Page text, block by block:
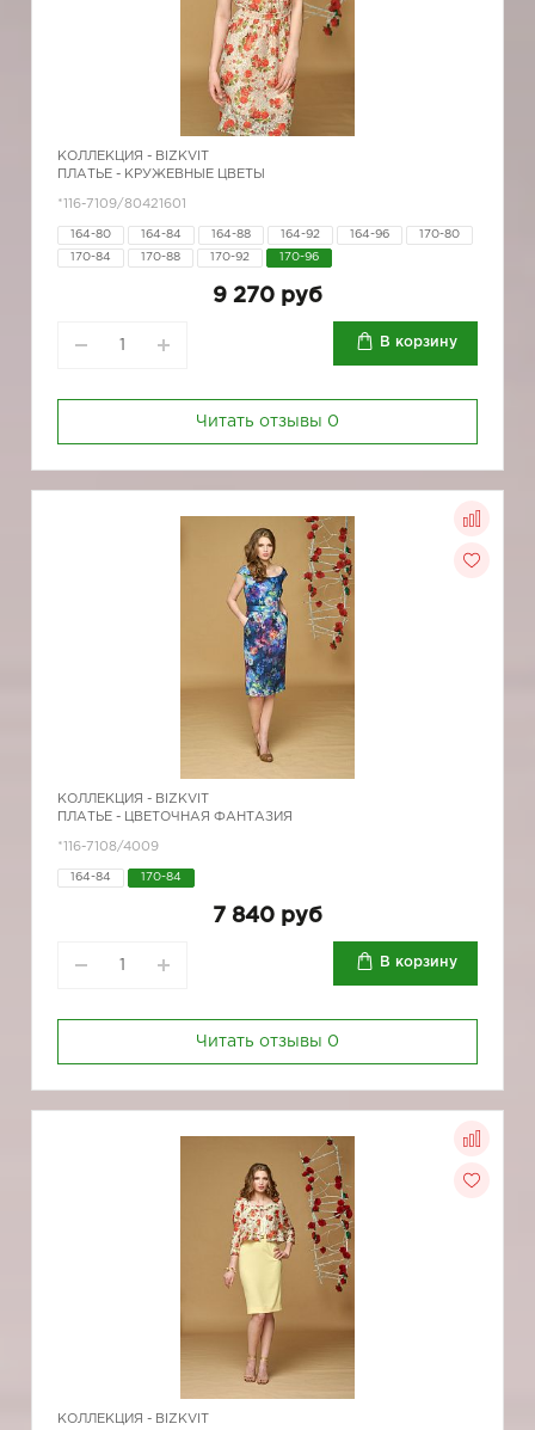
КОЛЛЕКЦИЯ - BIZKVIT
ПЛАТЬЕ - КРУЖЕВНЫЕ ЦВЕТЫ
*116-7109/80421601
164-80 164-84 164-88 164-92 164-96 170-80
170-84 170-88 170-92 170-96
9 270 руб
В корзину
Читать отзывы 0
КОЛЛЕКЦИЯ - BIZKVIT
ПЛАТЬЕ - ЦВЕТОЧНАЯ ФАНТАЗИЯ
*116-7108/4009
164-84 170-84
7 840 руб
В корзину
Читать отзывы 0
КОЛЛЕКЦИЯ - BIZKVIT